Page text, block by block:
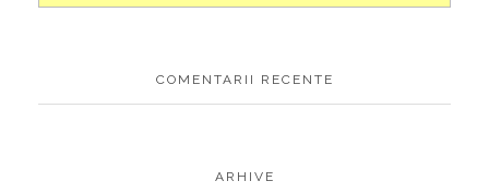
COMENTARII RECENTE
ARHIVE